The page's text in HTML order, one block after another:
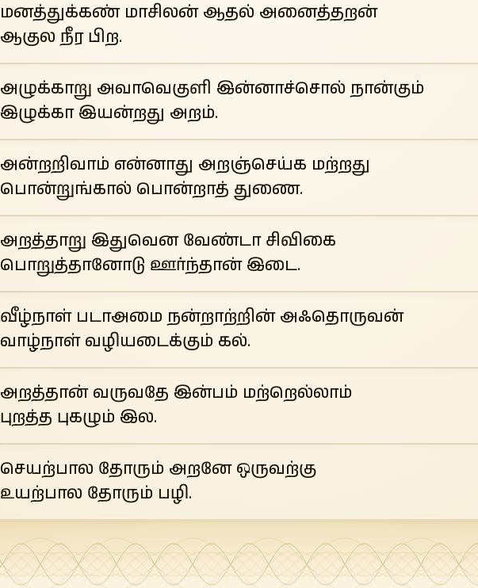
மனத்துக்கண் மாசிலன் ஆதல் அனைத்தறன்
ஆகுல நீர பிற.
அழுக்காறு அவாவெகுளி இன்னாச்சொல் நான்கும்
இழுக்கா இயன்றது அறம்.
அன்றறிவாம் என்னாது அறஞ்செய்க மற்றது
பொன்றுங்கால் பொன்றாத் துணை.
அறத்தாறு இதுவென வேண்டா சிவிகை
பொறுத்தானோடு ஊர்ந்தான் இடை.
வீழ்நாள் படாஅமை நன்றாற்றின் அஃதொருவன்
வாழ்நாள் வழியடைக்கும் கல்.
அறத்தான் வருவதே இன்பம் மற்றெல்லாம்
புறத்த புகழும் இல.
செயற்பால தோரும் அறனே ஒருவற்கு
உயற்பால தோரும் பழி.